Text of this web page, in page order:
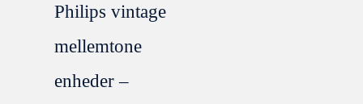
Philips vintage
mellemtone
enheder –